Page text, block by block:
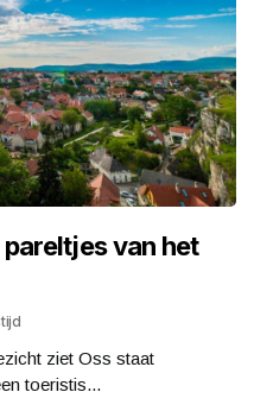
van het
ziet Oss staat
toeristis...